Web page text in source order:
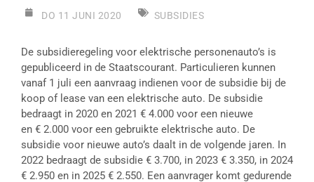
DO 11 JUNI 2020 SUBSIDIES
De subsidieregeling voor elektrische personenauto’s is
gepubliceerd in de Staatscourant. Particulieren kunnen
vanaf 1 juli een aanvraag indienen voor de subsidie bij de
koop of lease van een elektrische auto. De subsidie
bedraagt in 2020 en 2021 € 4.000 voor een nieuwe
en € 2.000 voor een gebruikte elektrische auto. De
subsidie voor nieuwe auto’s daalt in de volgende jaren. In
2022 bedraagt de subsidie € 3.700, in 2023 € 3.350, in 2024
€ 2.950 en in 2025 € 2.550. Een aanvrager komt gedurende